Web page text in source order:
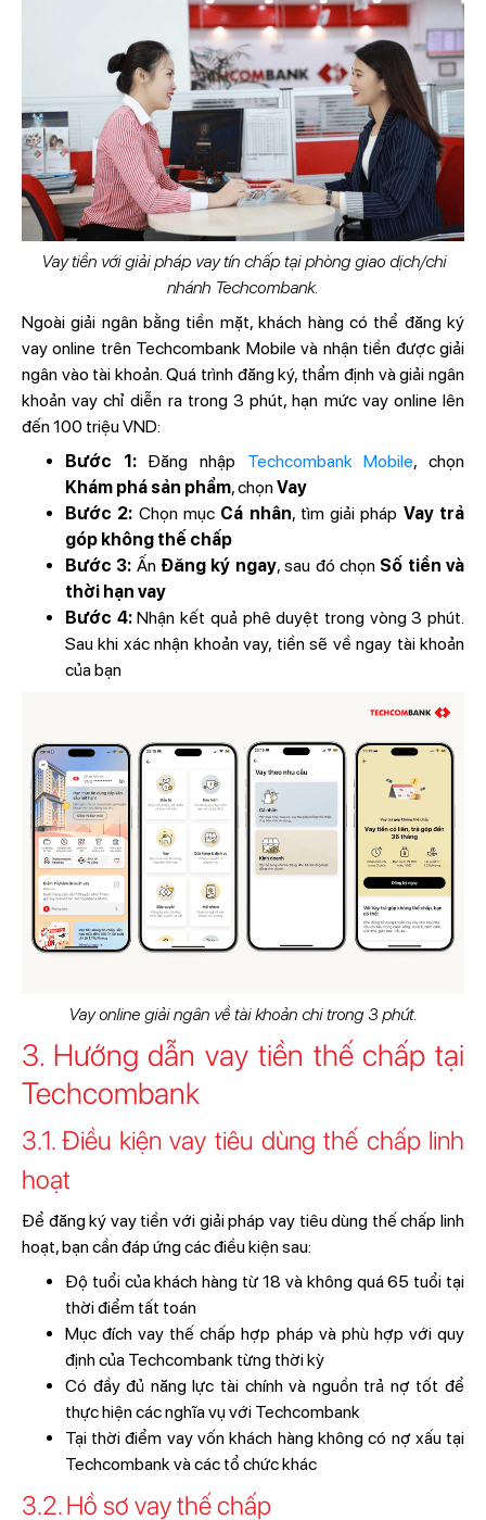
Vay tiền với giải pháp vay tín chấp tại phòng giao dịch/chi
nhánh Techcombank.
Ngoài giải ngân bằng tiền mặt, khách hàng có thể đăng ký
vay online trên Techcombank Mobile và nhận tiền được giải
ngân vào tài khoản. Quá trình đăng ký, thẩm định và giải ngân
khoản vay chỉ diễn ra trong 3 phút, hạn mức vay online lên
đến 100 triệu VND:
Bước 1:Đăng nhập Techcombank Mobile, chọn
Khám phá sản phẩm, chọnVay
Bước 2: Chọn mục Cá nhân, tìm giải pháp Vay trả
góp không thế chấp
Bước 3: Ấn Đăng ký ngay, sau đó chọn Số tiền và
thời hạn vay
Bước 4:Nhận kết quả phê duyệt trong vòng 3 phút.
Sau khi xác nhận khoản vay, tiền sẽ về ngay tài khoản
của bạn
Vay online giải ngân về tài khoản chi trong 3 phút.
3. Hướng dẫn vay tiền thế chấp tại
Techcombank
3.1. Điều kiện vay tiêu dùng thế chấp linh
hoạt
Để đăng ký vay tiền với giải pháp vay tiêu dùng thế chấp linh
hoạt, bạn cần đáp ứng các điều kiện sau:
Độ tuổi của khách hàng từ 18 và không quá 65 tuổi tại
thời điểm tất toán
Mục đích vay thế chấp hợp pháp và phù hợp với quy
định của Techcombank từng thời kỳ
Có đầy đủ năng lực tài chính và nguồn trả nợ tốt để
thực hiện các nghĩa vụ với Techcombank
Tại thời điểm vay vốn khách hàng không có nợ xấu tại
Techcombank và các tổ chức khác
3.2. Hồ sơ vay thế chấp